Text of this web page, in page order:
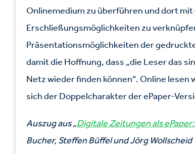
Onlinemedium zu überführen und dort
Erschließungsmöglichkeiten zu
Präsentationsmöglichkeiten der
damit die Hoffnung, dass „die Leser das
Netz wieder finden können“. Online
sich der Doppelcharakter der ePaper-
Auszug aus „Digitale Zeitungen als
Bucher, Steffen Büffel und Jörg Wollscheid